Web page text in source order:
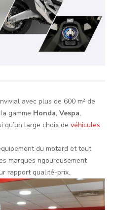
avec plus de 600 m² de
gamme Honda, Vespa,
qu’un large choix de véhicules
du motard et tout
marques rigoureusement
rapport qualité-prix.